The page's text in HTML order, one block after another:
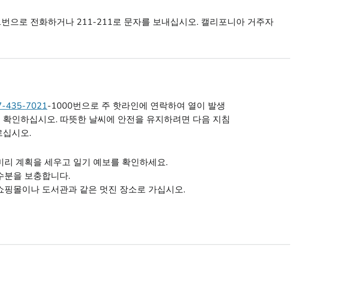
으로 전화하거나 211-211로 문자를 보내십시오. 캘리포니아 거주자
435-7021-1000번으로 주 핫라인에 연락하여 열이 발생
확인하십시오. 따뜻한 날씨에 안전을 유지하려면 다음 지침
십시오.
리 계획을 세우고 일기 예보를 확인하세요.
분을 보충합니다.
핑몰이나 도서관과 같은 멋진 장소로 가십시오.